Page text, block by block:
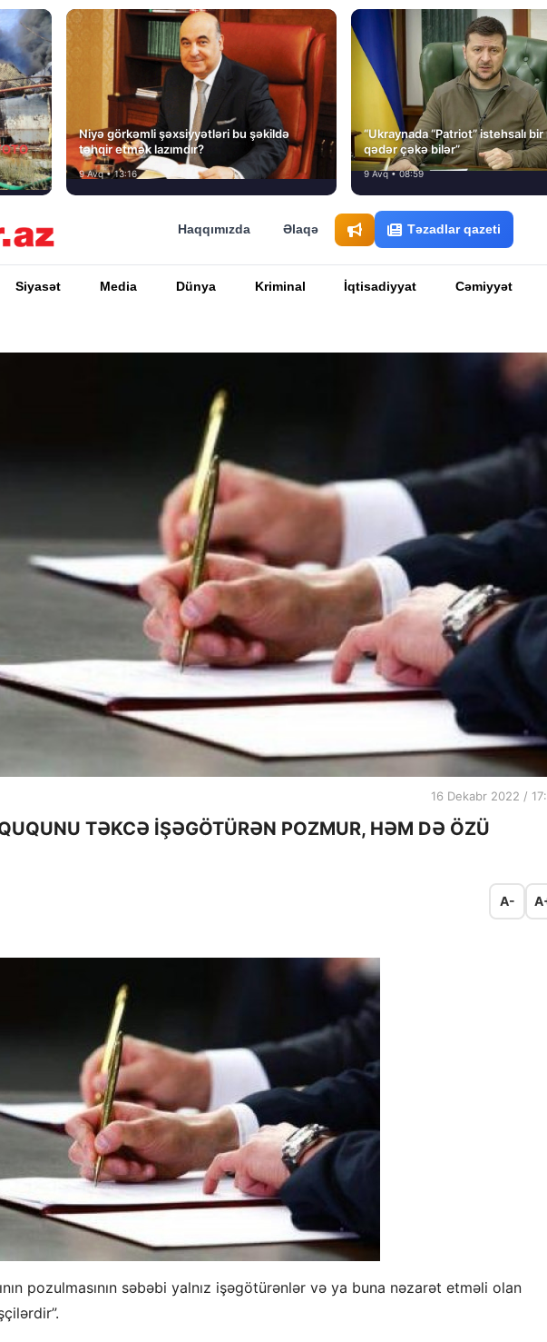
Niyə görkəmli şəxsiyyətləri bu şəkildə
təhqir etmək lazımdır?
9 Avq • 13:16
“Ukraynada “Patriot” istehsalı
qədər çəkə bilər”
9 Avq • 08:59
Haqqımızda Əlaqə Təzadlar qazeti
Siyasət Media Dünya Kriminal İqtisadiyyat Cəmiyyət
16 Dekabr 2022 /
TƏKCƏ İŞƏGÖTÜRƏN POZMUR, HƏM DƏ ÖZÜ
A-
pozulmasının səbəbi yalnız işəgötürənlər və ya buna nəzarət etməli olan